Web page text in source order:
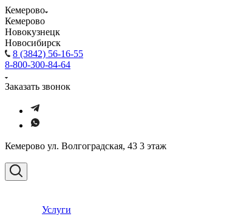
Кемерово
Кемерово
Новокузнецк
Новосибирск
8 (3842) 56-16-55
8-800-300-84-64
Заказать звонок
Кемерово ул. Волгоградская, 43 3 этаж
Услуги